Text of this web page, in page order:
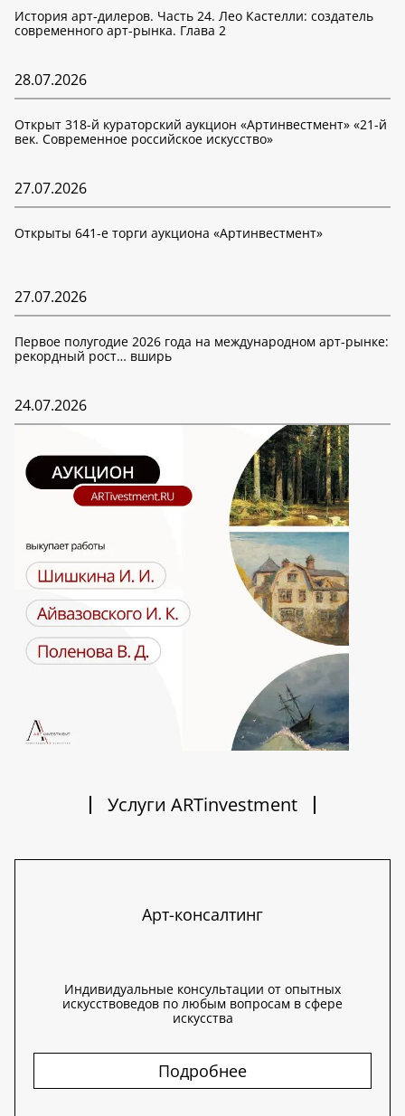
История арт-дилеров. Часть 24. Лео Кастелли: создатель
современного арт-рынка. Глава 2
28.07.2026
Открыт 318-й кураторский аукцион «Артинвестмент» «21-й
век. Современное российское искусство»
27.07.2026
Открыты 641-е торги аукциона «Артинвестмент»
27.07.2026
Первое полугодие 2026 года на международном арт-рынке:
рекордный рост… вширь
24.07.2026
Услуги ARTinvestment
Арт-консалтинг
Индивидуальные консультации от опытных
искусствоведов по любым вопросам в сфере
искусства
Подробнее